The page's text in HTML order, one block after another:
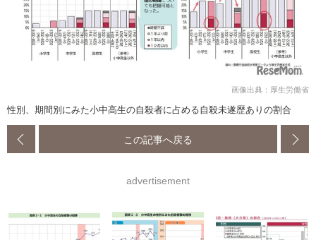
画像出典：厚生労働省
性別、期間別にみた小中高生の自殺者に占める自殺未遂歴ありの割合
この記事へ戻る
advertisement